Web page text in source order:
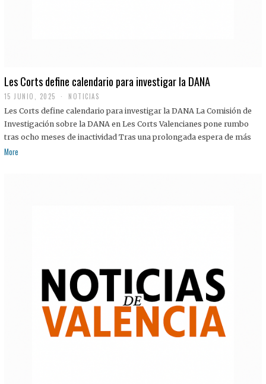
Les Corts define calendario para investigar la DANA
15 JUNIO, 2025 NOTICIAS
Les Corts define calendario para investigar la DANA La Comisión de
Investigación sobre la DANA en Les Corts Valencianes pone rumbo
tras ocho meses de inactividad Tras una prolongada espera de más
More